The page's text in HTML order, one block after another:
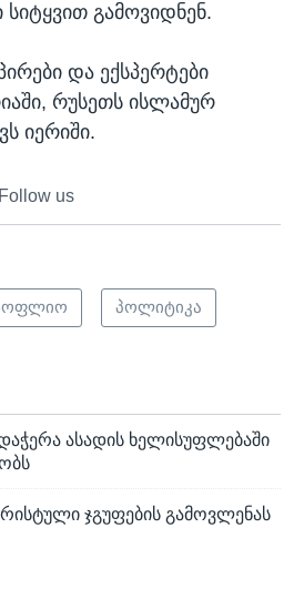
სიტყვით გამოვიდნენ.
და ექსპერტები
რუსეთს ისლამურ
იერიში.
Follow us
პოლიტიკა
ასადის ხელისუფლებაში
ჯგუფების გამოვლენას